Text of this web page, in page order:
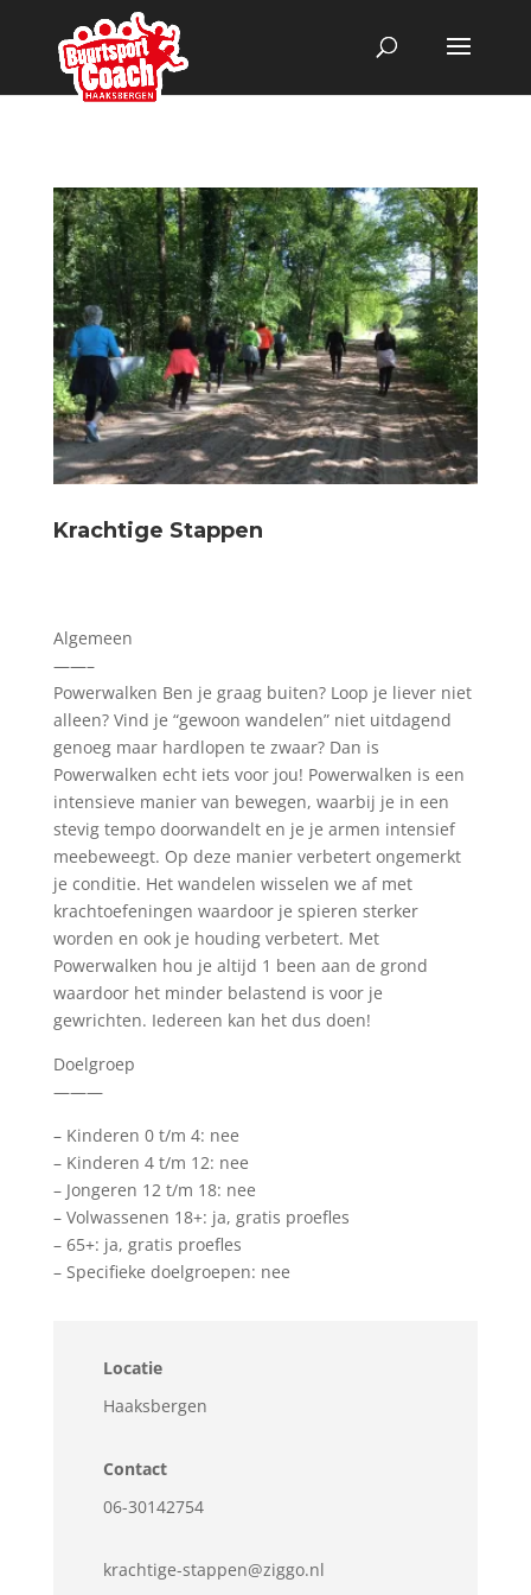
Krachtige Stappen
Algemeen
——–
Powerwalken Ben je graag buiten? Loop je liever niet
alleen? Vind je “gewoon wandelen” niet uitdagend
genoeg maar hardlopen te zwaar? Dan is
Powerwalken echt iets voor jou! Powerwalken is een
intensieve manier van bewegen, waarbij je in een
stevig tempo doorwandelt en je je armen intensief
meebeweegt. Op deze manier verbetert ongemerkt
je conditie. Het wandelen wisselen we af met
krachtoefeningen waardoor je spieren sterker
worden en ook je houding verbetert. Met
Powerwalken hou je altijd 1 been aan de grond
waardoor het minder belastend is voor je
gewrichten. Iedereen kan het dus doen!
Doelgroep
———
– Kinderen 0 t/m 4: nee
– Kinderen 4 t/m 12: nee
– Jongeren 12 t/m 18: nee
– Volwassenen 18+: ja, gratis proefles
– 65+: ja, gratis proefles
– Specifieke doelgroepen: nee
Locatie
Haaksbergen
Contact
06-30142754
krachtige-stappen@ziggo.nl